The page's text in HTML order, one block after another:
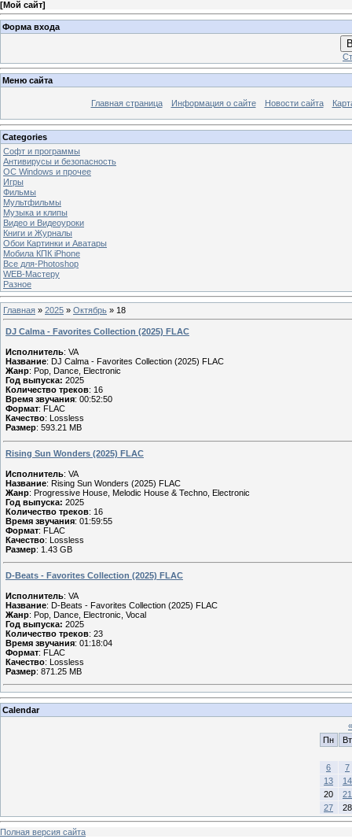
[Мой сайт]
Форма входа
Меню сайта
Главная страница Информация о сайте Новости сайта
Categories
Софт и программы
Антивирусы и безопасность
OC Windows и прочее
Игры
Фильмы
Мультфильмы
Музыка и клипы
Видео и Видеоуроки
Книги и Журналы
Обои Картинки и Аватары
Мобила КПК iPhone
Все для-Photoshop
WEB-Мастеру
Разное
Главная » 2025 » Октябрь » 18
DJ Calma - Favorites Collection (2025) FLAC
Исполнитель: VA
Название: DJ Calma - Favorites Collection (2025) FLAC
Жанр: Pop, Dance, Electronic
Год выпуска: 2025
Количество треков: 16
Время звучания: 00:52:50
Формат: FLAC
Качество: Lossless
Размер: 593.21 MB
Rising Sun Wonders (2025) FLAC
Исполнитель: VA
Название: Rising Sun Wonders (2025) FLAC
Жанр: Progressive House, Melodic House & Techno, Electronic
Год выпуска: 2025
Количество треков: 16
Время звучания: 01:59:55
Формат: FLAC
Качество: Lossless
Размер: 1.43 GB
D-Beats - Favorites Collection (2025) FLAC
Исполнитель: VA
Название: D-Beats - Favorites Collection (2025) FLAC
Жанр: Pop, Dance, Electronic, Vocal
Год выпуска: 2025
Количество треков: 23
Время звучания: 01:18:04
Формат: FLAC
Качество: Lossless
Размер: 871.25 MB
Calendar
«
Пн
Вт
6
7
13
14
20
21
27
28
Полная версия сайта